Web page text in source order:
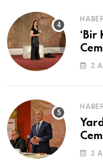
‘Bir
2
2